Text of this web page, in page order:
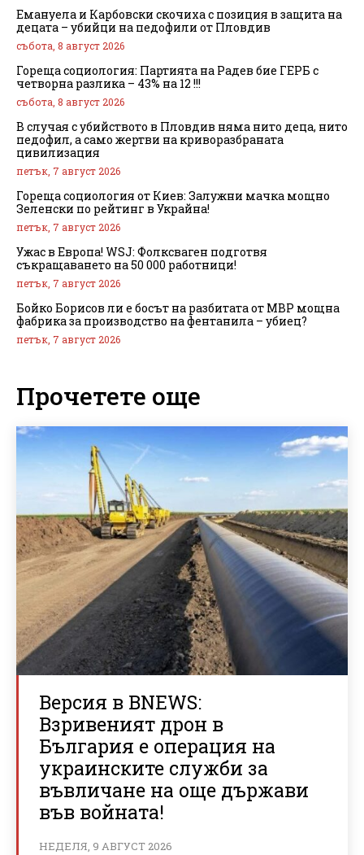
Емануела и Карбовски скочиха с позиция в защита на
децата – убийци на педофили от Пловдив
събота, 8 август 2026
Гореща социология: Партията на Радев бие ГЕРБ с
четворна разлика – 43% на 12 !!!
събота, 8 август 2026
В случая с убийството в Пловдив няма нито деца, нито
педофил, а само жертви на криворазбраната
цивилизация
петък, 7 август 2026
Гореща социология от Киев: Залужни мачка мощно
Зеленски по рейтинг в Украйна!
петък, 7 август 2026
Ужас в Европа! WSJ: Фолксваген подготвя
съкращаването на 50 000 работници!
петък, 7 август 2026
Бойко Борисов ли е босът на разбитата от МВР мощна
фабрика за производство на фентанила – убиец?
петък, 7 август 2026
Прочетете още
Версия в BNEWS:
Взривеният дрон в
България е операция на
украинските служби за
въвличане на още държави
във войната!
НЕДЕЛЯ, 9 АВГУСТ 2026